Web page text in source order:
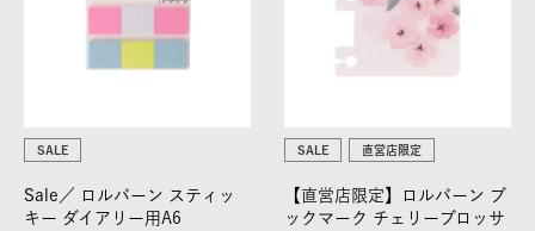
SALE
Sale／
ロルバーン スティッ
キー ダイアリー用A6
SALE 直営店限定
【直営店限定】ロルバーン ブ
ックマーク チェリーブロッサ